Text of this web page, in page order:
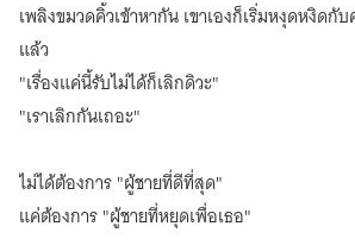
ร้าย
เพลิงขมวดคิ้วเข้าหากัน เขาเองก็เริ่มหงุดหงิดกั
แล้ว
"เรื่องแค่นี้รับไม่ได้ก็เลิกดิวะ"
"เราเลิกกันเถอะ"
ไม่ได้ต้องการ "ผู้ชายที่ดีที่สุด"
แค่ต้องการ "ผู้ชายที่หยุดเพื่อเธอ"